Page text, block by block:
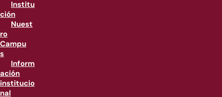
Institu
ción
Nuest
ro
Campu
s
Inform
ación
institucio
nal